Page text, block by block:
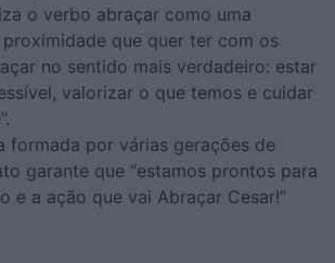
o verbo abraçar como uma
que quer ter com os
no sentido mais verdadeiro: estar
valorizar o que temos e cuidar
formada por várias gerações de
garante que “estamos prontos para
e a ação que vai Abraçar Cesar!”